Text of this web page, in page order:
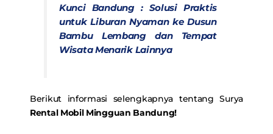
Kunci Bandung : Solusi Praktis
untuk Liburan Nyaman ke Dusun
Bambu Lembang dan Tempat
Wisata Menarik Lainnya
Berikut informasi selengkapnya tentang Surya
Rental Mobil Mingguan Bandung!